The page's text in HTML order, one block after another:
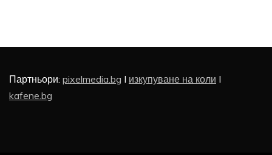
Партньори: pixelmedia.bg I изкупуване на коли I
kafene.bg